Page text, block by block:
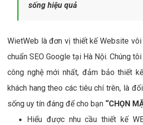
sống hiệu quả
WietWeb là đơn vị thiết kế Website vôi
chuẩn SEO Google tại Hà Nội. Chúng
công nghệ mới nhất, đảm bảo thiết
khách hang theo các tiêu chí trên, là
sống uy tín đáng để cho bạn “CHỌN
Hiểu được nhu cầu thiết kế